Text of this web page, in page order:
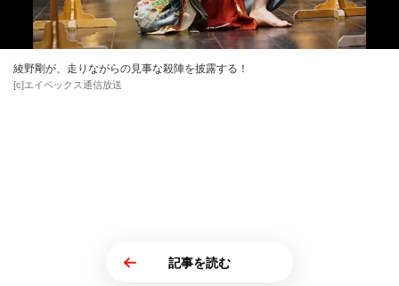
綾野剛が、走りながらの見事な殺陣を披露する！
[c]エイベックス通信放送
記事を読む